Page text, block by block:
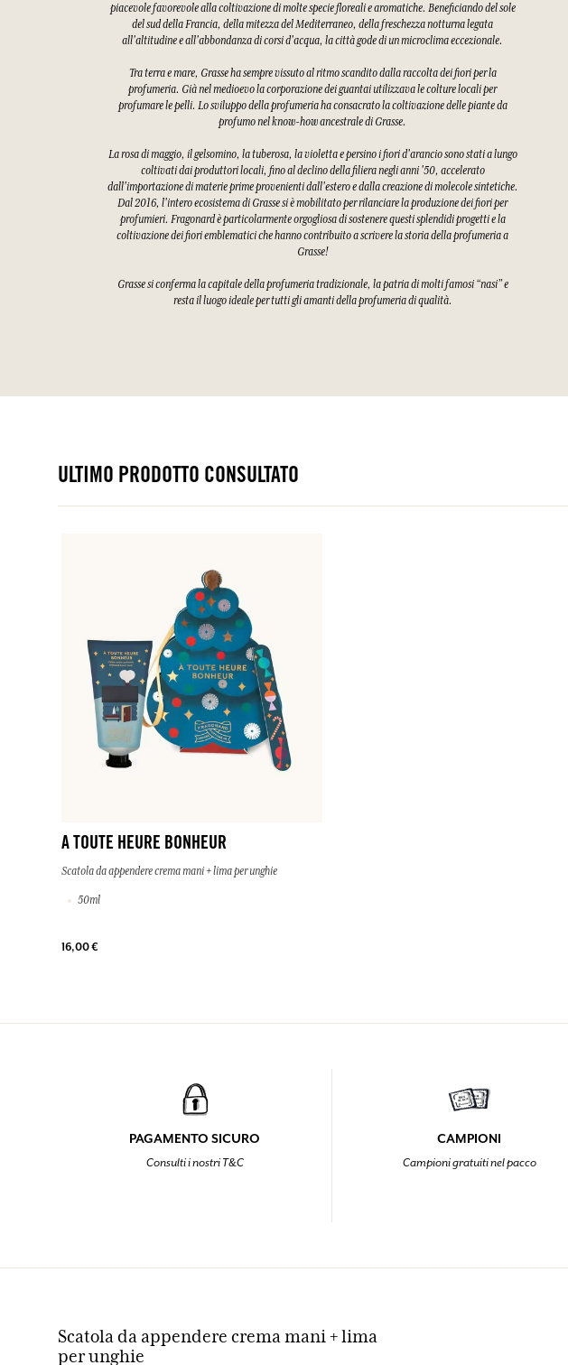
piacevole favorevole alla coltivazione di molte specie floreali e aromatiche. Beneficiando del sole
del sud della Francia, della mitezza del Mediterraneo, della freschezza notturna legata
all'altitudine e all'abbondanza di corsi d'acqua, la città gode di un microclima eccezionale.
Tra terra e mare, Grasse ha sempre vissuto al ritmo scandito dalla raccolta dei fiori per la
profumeria. Già nel medioevo la corporazione dei guantai utilizzava le colture locali per
profumare le pelli. Lo sviluppo della profumeria ha consacrato la coltivazione delle piante da
profumo nel know-how ancestrale di Grasse.
La rosa di maggio, il gelsomino, la tuberosa, la violetta e persino i fiori d'arancio sono stati a lungo
coltivati dai produttori locali, fino al declino della filiera negli anni '50, accelerato
dall'importazione di materie prime provenienti dall'estero e dalla creazione di molecole sintetiche.
Dal 2016, l'intero ecosistema di Grasse si è mobilitato per rilanciare la produzione dei fiori per
profumieri. Fragonard è particolarmente orgogliosa di sostenere questi splendidi progetti e la
coltivazione dei fiori emblematici che hanno contribuito a scrivere la storia della profumeria a
Grasse!
Grasse si conferma la capitale della profumeria tradizionale, la patria di molti famosi “nasi” e
resta il luogo ideale per tutti gli amanti della profumeria di qualità.
ULTIMO PRODOTTO CONSULTATO
A TOUTE HEURE BONHEUR
Scatola da appendere crema mani + lima per unghie
50ml
16,00 €
PAGAMENTO SICURO
Consulti i nostri T&C
CAMPIONI
Campioni gratuiti nel pacco
Scatola da appendere crema mani + lima
per unghie